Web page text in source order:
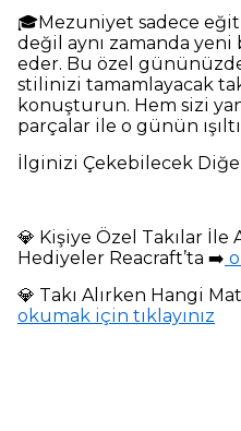
🎓Mezuniyet sadece
değil aynı zamanda yeni
eder. Bu özel
stilinizi tamamlayacak
konuşturun. Hem sizi
parçalar ile o günün
İlginizi Çekebilecek
💎 Kişiye Özel Takılar İle
Hediyeler Reacraft’ta ➡️
💎 Takı Alırken Hangi
okumak için tıklayınız